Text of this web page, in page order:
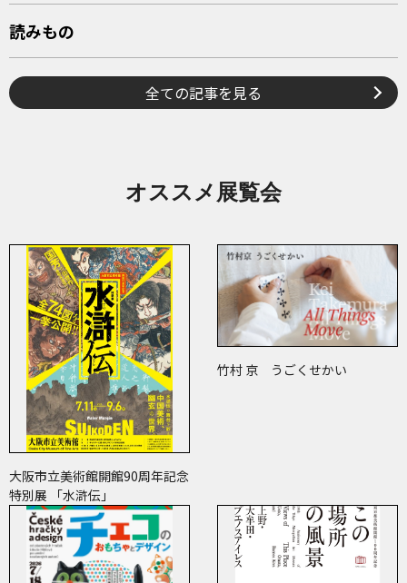
読みもの
全ての記事を見る
オススメ展覧会
大阪市立美術館開館90周年記念
特別展 「水滸伝」
竹村 京 うごくせかい